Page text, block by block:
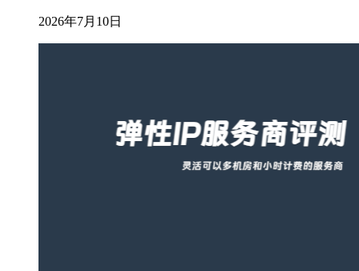
2026年7月10日